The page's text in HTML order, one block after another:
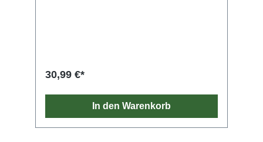
30,99 €*
In den Warenkorb